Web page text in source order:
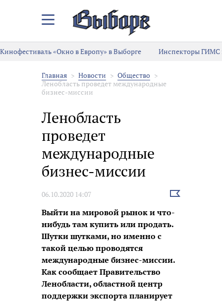
Закрыть/
меню
Кинофестиваль «Окно в Европу» в Выборге
Инспекторы ГИМС
Главная Новости
Общество
Ленобласть проведет международные
бизнес-миссии
Ленобласть
проведет
международные
бизнес-миссии
06.10.2020 14:07
Выбрать
Выйти на мировой рынок и что-
нибудь там купить или продать.
Шутки шутками, но именно с
такой целью проводятся
международные бизнес-миссии.
Как сообщает Правительство
Ленобласти, областной центр
поддержки экспорта планирует